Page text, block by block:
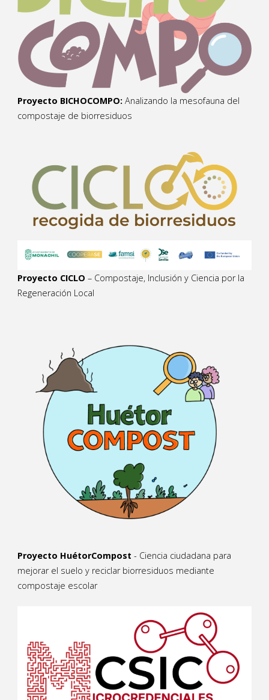
Proyecto BICHOCOMPO: Analizando la mesofauna del
compostaje de biorresiduos
Proyecto CICLO – Compostaje, Inclusión y Ciencia por la
Regeneración Local
Proyecto HuétorCompost - Ciencia ciudadana para
mejorar el suelo y reciclar biorresiduos mediante
compostaje escolar